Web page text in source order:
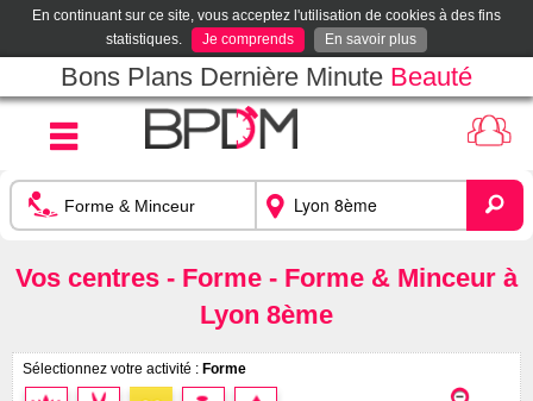
En continuant sur ce site, vous acceptez l'utilisation de cookies à des fins
statistiques.
Je comprends En savoir plus
Bons Plans Dernière Minute Beauté
Vos centres - Forme - Forme & Minceur à
Lyon 8ème
Sélectionnez votre activité : Forme